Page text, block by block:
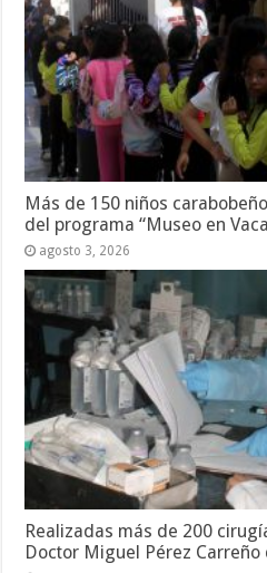
Más de 150 niños
del programa “Museo en
agosto 3, 2026
Realizadas más de 200
Doctor Miguel Pérez